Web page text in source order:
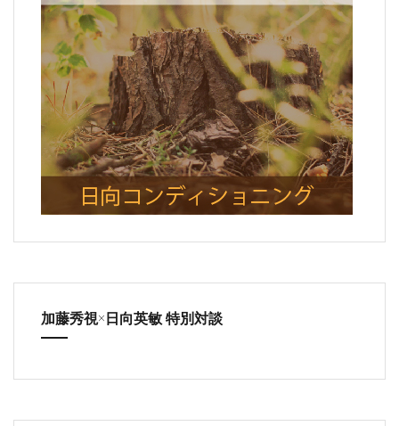
加藤秀視×日向英敏 特別対談